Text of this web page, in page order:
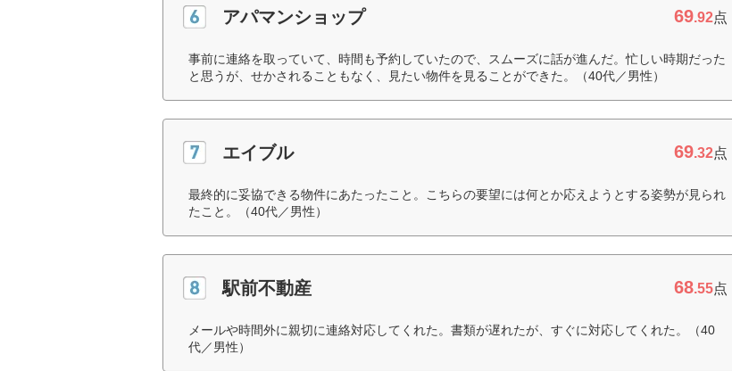
アパマンショップ 69.92点
事前に連絡を取っていて、時間も予約していたので、スムーズに話が進んだ。忙しい時期だった
と思うが、せかされることもなく、見たい物件を見ることができた。（40代／男性）
エイブル 69.32点
最終的に妥協できる物件にあたったこと。こちらの要望には何とか応えようとする姿勢が見られ
たこと。（40代／男性）
駅前不動産 68.55点
メールや時間外に親切に連絡対応してくれた。書類が遅れたが、すぐに対応してくれた。（40
代／男性）